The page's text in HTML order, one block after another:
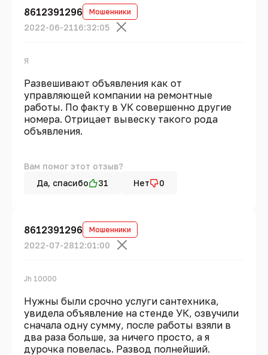
8612391296 Мошенники
2022-06-2116:32:05
Я
Развешивают объявления как от
управляющей компании на ремонтные
работы. По факту в УК совершенно другие
номера. Отрицает вывеску такого рода
объявления.
Вам помог этот отзыв?
Да, спасибо
31 Нет 0
8612391296 Мошенники
2022-07-2812:01:00
Jh 10000
Нужны были срочно услуги сантехника,
увидела объявление на стенде УК, озвучили
сначала одну сумму, после работы взяли в
два раза больше, за ничего просто, а я
дурочка повелась. Развод полнейший.